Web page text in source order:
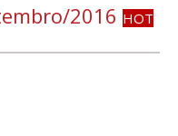
2016 HOT